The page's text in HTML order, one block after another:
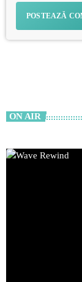
ON AIR